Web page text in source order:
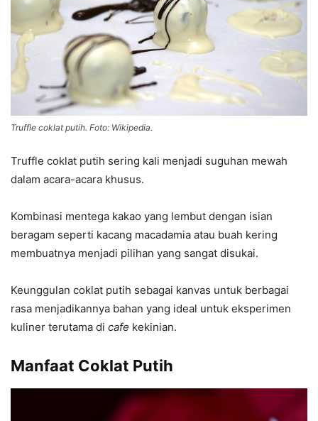
Truffle coklat putih. Foto: Wikipedia.
Truffle coklat putih sering kali menjadi suguhan mewah
dalam acara-acara khusus.
Kombinasi mentega kakao yang lembut dengan isian
beragam seperti kacang macadamia atau buah kering
membuatnya menjadi pilihan yang sangat disukai.
Keunggulan coklat putih sebagai kanvas untuk berbagai
rasa menjadikannya bahan yang ideal untuk eksperimen
kuliner terutama di cafe kekinian.
Manfaat Coklat Putih